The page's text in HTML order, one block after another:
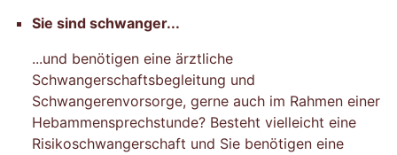
Sie sind schwanger...
...und benötigen eine ärztliche
Schwangerschaftsbegleitung und
Schwangerenvorsorge, gerne auch im Rahmen einer
Hebammensprechstunde? Besteht vielleicht eine
Risikoschwangerschaft und Sie benötigen eine